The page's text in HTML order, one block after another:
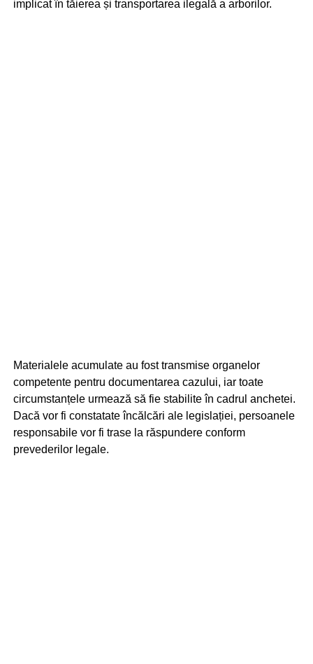
implicat în tăierea și transportarea ilegală a arborilor.
Materialele acumulate au fost transmise organelor
competente pentru documentarea cazului, iar toate
circumstanțele urmează să fie stabilite în cadrul anchetei.
Dacă vor fi constatate încălcări ale legislației, persoanele
responsabile vor fi trase la răspundere conform
prevederilor legale.